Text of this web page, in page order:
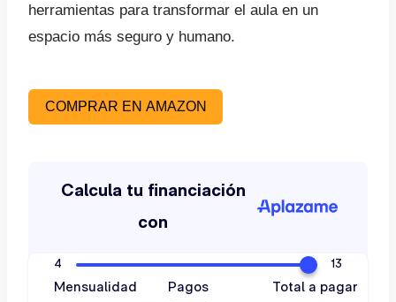
herramientas para transformar el aula en un
espacio más seguro y humano.
COMPRAR EN AMAZON